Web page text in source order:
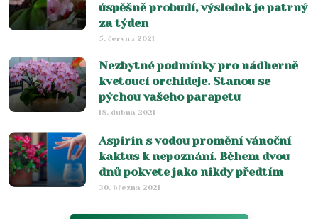
úspěšně probudí, výsledek je patrný
za týden
5. června 2021
Nezbytné podmínky pro nádherně
kvetoucí orchideje. Stanou se
pýchou vašeho parapetu
18. dubna 2021
Aspirin s vodou promění vánoční
kaktus k nepoznání. Během dvou
dnů pokvete jako nikdy předtím
30. března 2021